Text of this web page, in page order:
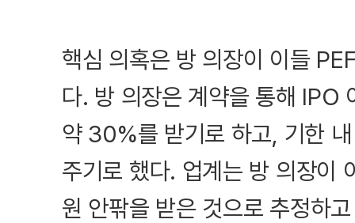
핵심 의혹은 방 의장이 이들
다. 방 의장은 계약을 통해 IPO
약 30%를 받기로 하고, 기한
주기로 했다. 업계는 방 의장
원 안팎을 받은 것으로 추정하